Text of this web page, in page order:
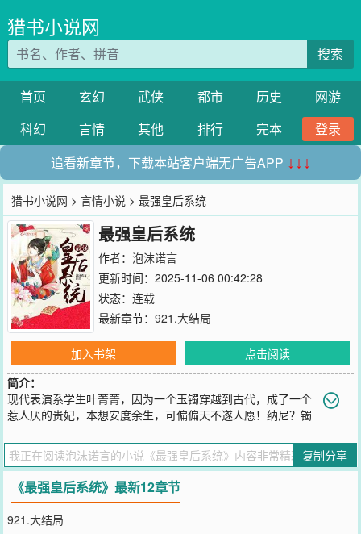
猎书小说网
搜索
首页 玄幻 武侠 都市 历史
网游
科幻
言情 其他 排行 完本
登录
追看新章节，下载本站客户端无广告APP ↓↓↓
猎书小说网 >言情小说 > 最强皇后系统
最强皇后系统
作者： 泡沫诺言
更新时间：2025-11-06 00:42:28
状态：连载
最新章节： 921.大结局
加入书架
点击阅读
简介：
现代表演系学生叶菁菁，因为一个玉镯穿越到古代，成了一个
惹人厌的贵妃，本想安度余生，可偏偏天不遂人愿！纳尼？镯
死！！悲催的叶菁菁无可奈何，只得开始自己的戏精之路，一切向皇
后之位看齐！可是……......br/>这个狗皇帝对她怎么越来越好，她好像
有点招架不住了啊！【展开】【收起】
您要是觉得《最强皇后系统》还不错的话请不要忘记向您QQ群和微博
微信里的朋友推荐哦！
复制分享
《最强皇后系统》最新12章节
921.大结局